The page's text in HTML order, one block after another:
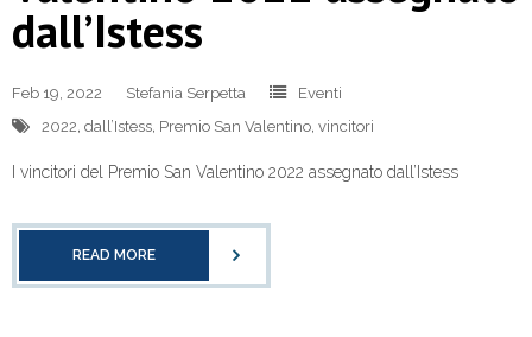
dall’Istess
Feb 19, 2022 Stefania Serpetta
Eventi
2022 dall’Istess Premio San Valentino vincitori
I vincitori del Premio San Valentino 2022 assegnato dall’Istess
READ MORE